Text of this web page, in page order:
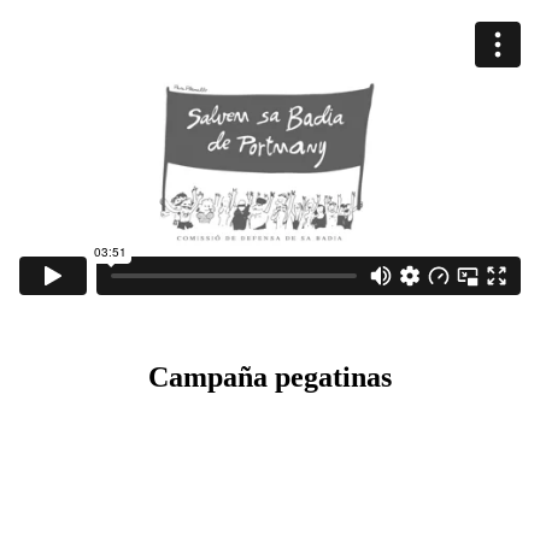
Campaña pegatinas